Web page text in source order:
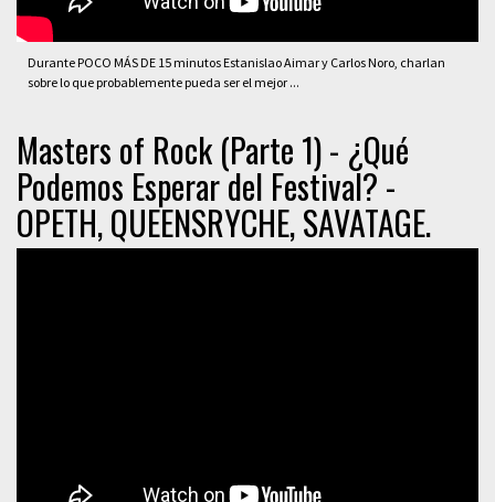
Durante POCO MÁS DE 15 minutos Estanislao Aimar y Carlos Noro, charlan
sobre lo que probablemente pueda ser el mejor ...
Masters of Rock (Parte 1) - ¿Qué
Podemos Esperar del Festival? -
OPETH, QUEENSRYCHE, SAVATAGE.